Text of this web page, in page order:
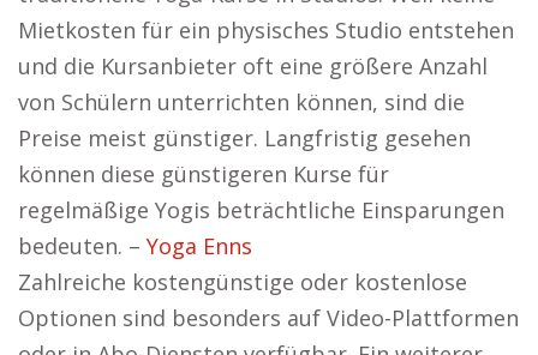
Mietkosten für ein physisches Studio entstehen
und die Kursanbieter oft eine größere Anzahl
von Schülern unterrichten können, sind die
Preise meist günstiger. Langfristig gesehen
können diese günstigeren Kurse für
regelmäßige Yogis beträchtliche Einsparungen
bedeuten. – Yoga Enns
Zahlreiche kostengünstige oder kostenlose
Optionen sind besonders auf Video-Plattformen